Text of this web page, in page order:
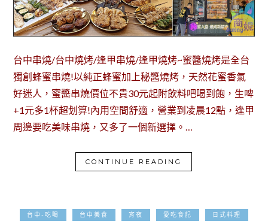
台中串燒/台中燒烤/逢甲串燒/逢甲燒烤~蜜醬燒烤是全台
獨創蜂蜜串燒!以純正蜂蜜加上秘醬燒烤，天然花蜜香氣
好迷人，蜜醬串燒價位不貴30元起附飲料吧喝到飽，生啤
+1元多1杯超划算!內用空間舒適，營業到凌晨12點，逢甲
周邊要吃美味串燒，又多了一個新選擇。…
CONTINUE READING
台中-吃喝 台中美食 宵夜 愛吃食記 日式料理